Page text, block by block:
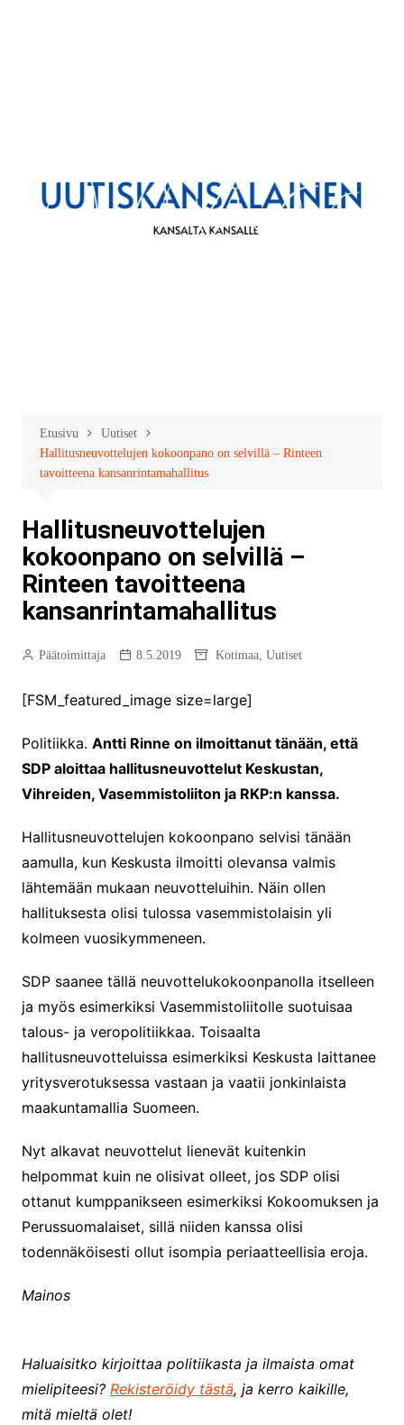
Etusivu
Uutiset
Hallitusneuvottelujen kokoonpano on selvillä – Rinteen
tavoitteena kansanrintamahallitus
Hallitusneuvottelujen
kokoonpano on selvillä –
Rinteen tavoitteena
kansanrintamahallitus
Päätoimittaja 8.5.2019 Kotimaa, Uutiset
[FSM_featured_image size=large]
Politiikka. Antti Rinne on ilmoittanut tänään, että
SDP aloittaa hallitusneuvottelut Keskustan,
Vihreiden, Vasemmistoliiton ja RKP:n kanssa.
Hallitusneuvottelujen kokoonpano selvisi tänään
aamulla, kun Keskusta ilmoitti olevansa valmis
lähtemään mukaan neuvotteluihin. Näin ollen
hallituksesta olisi tulossa vasemmistolaisin yli
kolmeen vuosikymmeneen.
SDP saanee tällä neuvottelukokoonpanolla itselleen
ja myös esimerkiksi Vasemmistoliitolle suotuisaa
talous- ja veropolitiikkaa. Toisaalta
hallitusneuvotteluissa esimerkiksi Keskusta laittanee
yritysverotuksessa vastaan ja vaatii jonkinlaista
maakuntamallia Suomeen.
Nyt alkavat neuvottelut lienevät kuitenkin
helpommat kuin ne olisivat olleet, jos SDP olisi
ottanut kumppanikseen esimerkiksi Kokoomuksen ja
Perussuomalaiset, sillä niiden kanssa olisi
todennäköisesti ollut isompia periaatteellisia eroja.
Mainos
Haluaisitko kirjoittaa politiikasta ja ilmaista omat
mielipiteesi? Rekisteröidy tästä, ja kerro kaikille,
mitä mieltä olet!